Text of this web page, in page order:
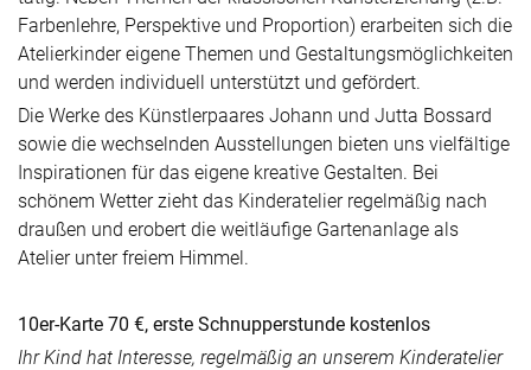
Farbenlehre, Perspektive und Proportion) erarbeiten sich die
Atelierkinder eigene Themen und Gestaltungsmöglichkeiten
und werden individuell unterstützt und gefördert.
Die Werke des Künstlerpaares Johann und Jutta Bossard
sowie die wechselnden Ausstellungen bieten uns vielfältige
Inspirationen für das eigene kreative Gestalten. Bei
schönem Wetter zieht das Kinderatelier regelmäßig nach
draußen und erobert die weitläufige Gartenanlage als
Atelier unter freiem Himmel.
10er-Karte 70 €, erste Schnupperstunde kostenlos
Ihr Kind hat Interesse, regelmäßig an unserem Kinderatelier